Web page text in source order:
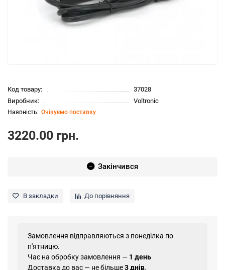
Код товару:
37028
Виробник:
Voltronic
Очікуємо поставку
3220.00 грн.
Закінчився
В закладки До порівняння
Замовлення відправляються з понеділка по
п'ятницю.
Час на обробку замовлення — 1 день
Доставка до вас — не більше3 днів.